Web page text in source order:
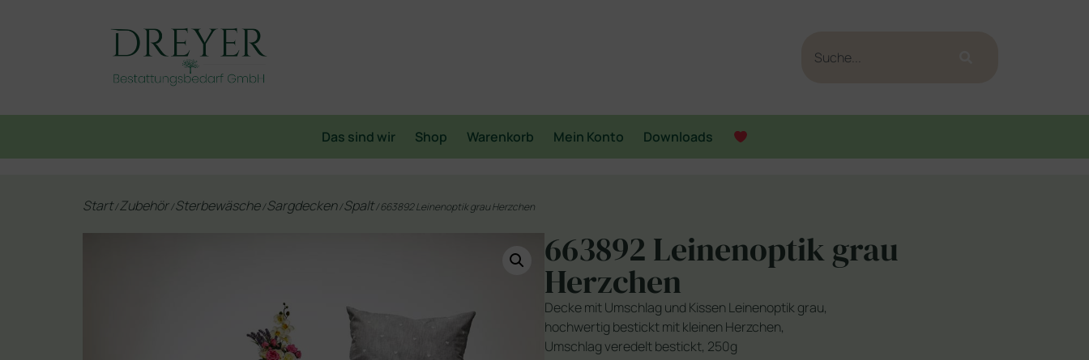
Das sind wir Shop Warenkorb Mein Konto Downloads
Start/Zubehör/Sterbewäsche/Sargdecken/Spalt/ 663892 Leinenoptik grau Herzchen
663892 Leinenoptik grau
Herzchen
Decke mit Umschlag und Kissen Leinenoptik grau,
hochwertig bestickt mit kleinen Herzchen,
Umschlag veredelt bestickt, 250g